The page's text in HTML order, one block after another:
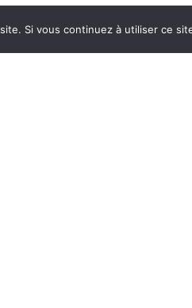
Si vous continuez à utiliser ce